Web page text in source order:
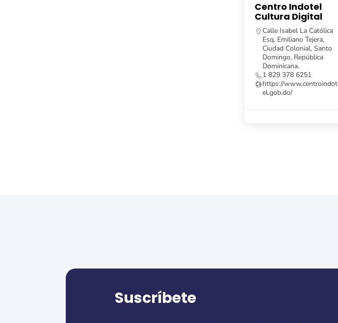
Centro Indotel
Cultura Digital
Calle Isabel La Católica
Esq. Emiliano Tejera,
Ciudad Colonial, Santo
Domingo, República
Dominicana.
1 829 378 6251
https://www.centroindot
el.gob.do/
Suscríbete